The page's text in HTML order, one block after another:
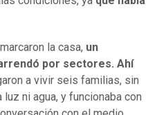
la casa, un
por sectores. Ahí
a vivir seis familias, sin
ni agua, y funcionaba con